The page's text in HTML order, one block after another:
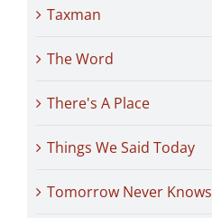
Taxman
The Word
There's A Place
Things We Said Today
Tomorrow Never Knows